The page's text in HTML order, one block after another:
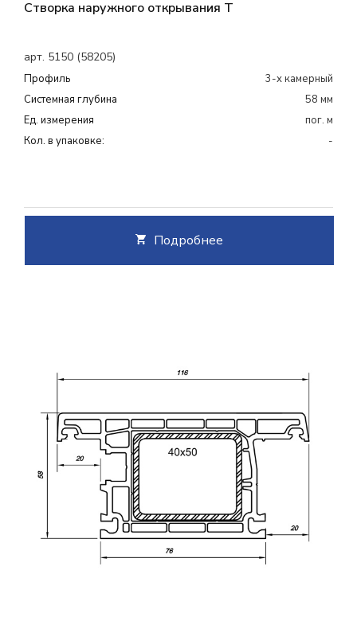
Створка наружного открывания Т
арт. 5150 (58205)
Профиль
3-х камерный
Системная глубина
58 мм
Ед. измерения
пог. м
Кол. в упаковке:
-
Подробнее